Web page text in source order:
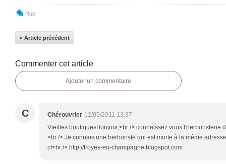
Rue
« Article précédent
Commenter cet article
Ajouter un commentaire
C Chérouvrier 12/05/2011 13:37
Vieilles boutiquesBonjour,<br /> connaissez vous l'herboristerie
<br /> Je connais une herboriste qui est morte à la même
cf<br /> http://troyes-en-champagne.blogspot.com